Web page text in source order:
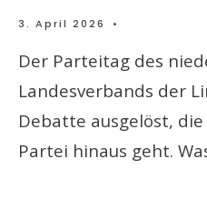
3. April 2026 •
Der Parteitag des
Landesverbands der
Debatte ausgelöst,
Partei hinaus geht.